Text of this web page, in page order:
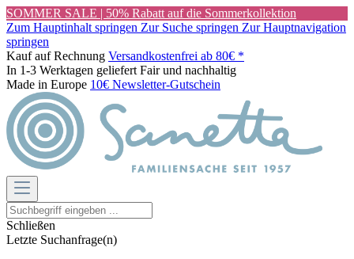
SOMMER SALE | 50% Rabatt auf die Sommerkollektion
Zum Hauptinhalt springen Zur Suche springen Zur Hauptnavigation
springen
Kauf auf Rechnung Versandkostenfrei ab 80€ *
In 1-3 Werktagen geliefert Fair und nachhaltig
Made in Europe 10€ Newsletter-Gutschein
Schließen
Letzte Suchanfrage(n)